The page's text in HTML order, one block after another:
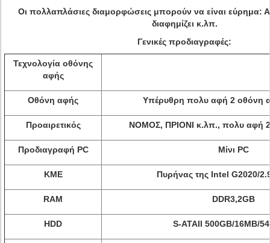
Οι πολλαπλάσιες διαμορφώσεις μπορούν να είναι εύρημα:
διαφημίζει κ.λπ.
Γενικές προδιαγραφές:
Τεχνολογία οθόνης
αφής
Οθόνη αφής Υπέρυθρη πολυ αφή 2 οθόνη
Προαιρετικός ΝΟΜΟΣ, ΠΡΙΟΝΙ κ.λπ., πολυ αφή
Προδιαγραφή PC Μίνι PC
ΚΜΕ Πυρήνας της Intel G2020/
RAM DDR3,2GB
HDD S-ATAII 500GB/16MB/